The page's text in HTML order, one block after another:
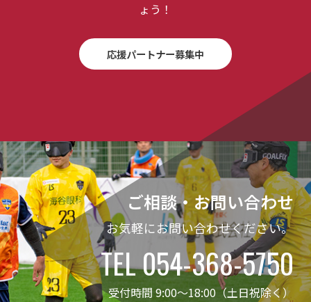
ょう！
応援パートナー募集中
ご相談・お問い合わせ
お気軽にお問い合わせください。
TEL 054-368-5750
受付時間 9:00～18:00（土日祝除く）